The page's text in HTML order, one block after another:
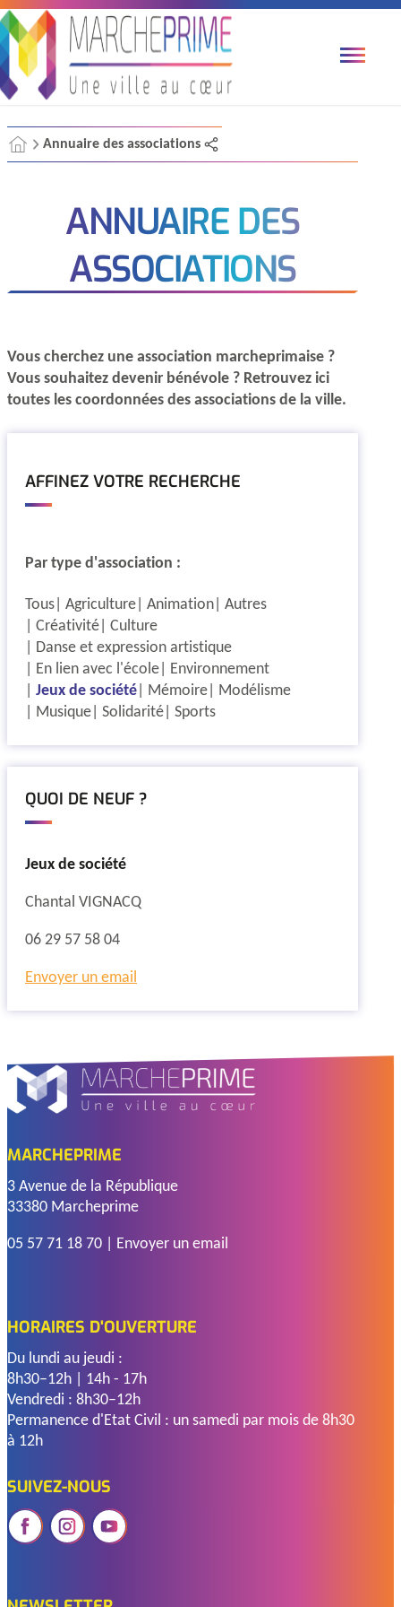
Annuaire des associations
ANNUAIRE DES
ASSOCIATIONS
Vous cherchez une association marcheprimaise ?
Vous souhaitez devenir bénévole ? Retrouvez ici
toutes les coordonnées des associations de la ville.
AFFINEZ VOTRE RECHERCHE
Par type d'association :
Tous Agriculture Animation
Autres
Créativité
Culture
Danse et expression artistique
En lien avec l'école
Environnement
Jeux de société
Mémoire
Modélisme
Musique
Solidarité Sports
QUOI DE NEUF ?
Jeux de société
Chantal VIGNACQ
06 29 57 58 04
Envoyer un email
MARCHEPRIME
3 Avenue de la République
33380 Marcheprime
05 57 71 18 70 Envoyer un email
HORAIRES D'OUVERTURE
Du lundi au jeudi :
8h30–12h | 14h - 17h
Vendredi : 8h30–12h
Permanence d'Etat Civil : un samedi par mois de 8h30
à 12h
SUIVEZ-NOUS